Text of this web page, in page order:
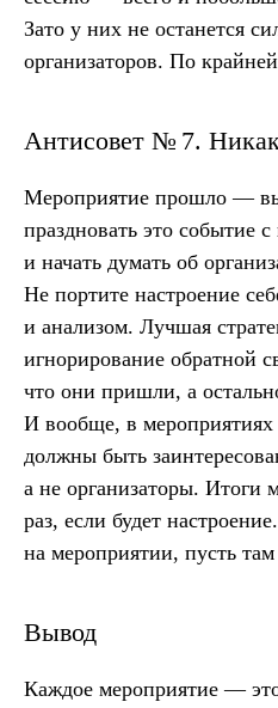
Зато у них не останется
организаторов. По
Антисовет № 7.
Мероприятие прошло —
праздновать это событие
и начать думать об
Не портите настроение
и анализом. Лучшая
игнорирование обратной
что они пришли, а
И вообще, в мероприятиях
должны быть
а не организаторы. Итоги
раз, если будет
на мероприятии, пусть там
Вывод
Каждое мероприятие —